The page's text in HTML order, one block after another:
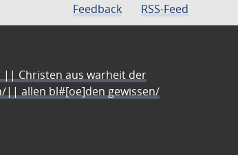
Feedback RSS-Feed
|| Christen aus warheit der
|| allen bl#[oe]den gewissen/